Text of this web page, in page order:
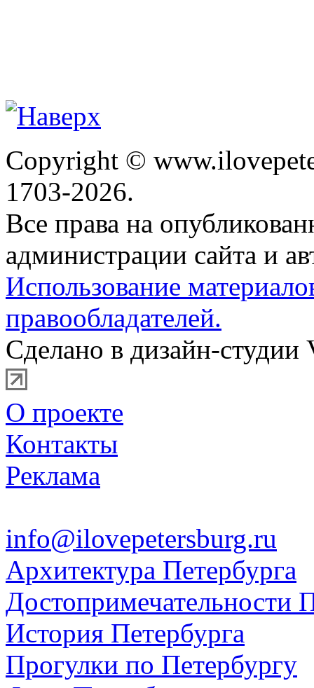
Copyright ©
1703-2026.
Все права на
администрации сайта и
Использование
правообладателей.
Сделано в дизайн-студии
О проекте
Контакты
Реклама
info@ilovepetersburg.ru
Архитектура Петербурга
Достопримечательности
История Петербурга
Прогулки по Петербургу